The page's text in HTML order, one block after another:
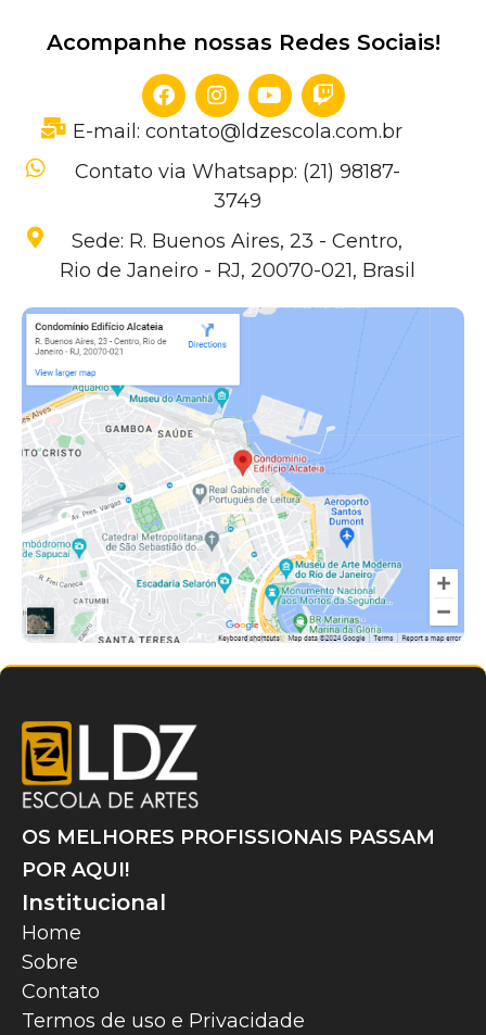
Acompanhe nossas Redes Sociais!
E-mail: contato@ldzescola.com.br
Contato via Whatsapp: (21) 98187-
3749
Sede: R. Buenos Aires, 23 - Centro,
Rio de Janeiro - RJ, 20070-021, Brasil
OS MELHORES PROFISSIONAIS PASSAM
POR AQUI!
Institucional
Home
Sobre
Contato
Termos de uso e Privacidade